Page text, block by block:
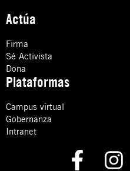
Actúa
Firma
Sé Activista
Dona
Plataformas
Campus virtual
Gobernanza
Intranet